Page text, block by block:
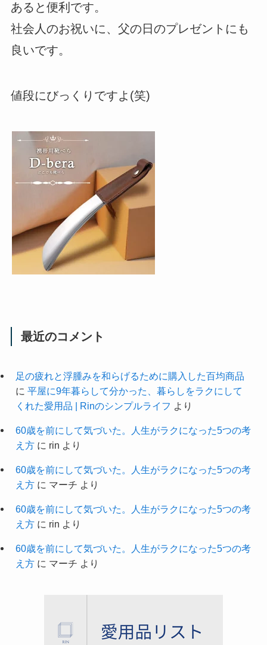
あると便利です。
社会人のお祝いに、父の日のプレゼントにも
良いです。
値段にびっくりですよ(笑)
最近のコメント
足の疲れと浮腫みを和らげるために購入した百均商品
に 平屋に9年暮らして分かった、暮らしをラクにして
くれた愛用品 | Rinのシンプルライフ より
60歳を前にして気づいた。人生がラクになった5つの考
え方に rin より
60歳を前にして気づいた。人生がラクになった5つの考
え方に マーチ より
60歳を前にして気づいた。人生がラクになった5つの考
え方に rin より
60歳を前にして気づいた。人生がラクになった5つの考
え方に マーチ より